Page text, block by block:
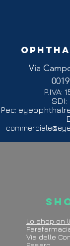
Via
P.IVA:
SDI:
Pec:
Lo shop on
Via delle